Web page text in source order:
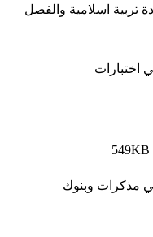
تربية اسلامية والفصل
اختبارات
549KB
مذكرات وبنوك